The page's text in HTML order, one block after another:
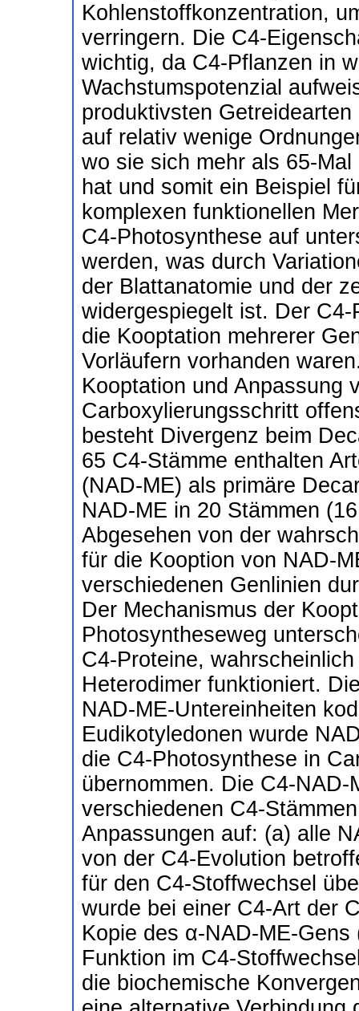
Kohlenstoffkonzentration,
verringern. Die C4-
wichtig, da C4-Pflanzen in
Wachstumspotenzial
produktivsten
auf relativ wenige
wo sie sich mehr als 65-
hat und somit ein Beispiel
komplexen funktionellen
C4-Photosynthese auf
werden, was durch
der Blattanatomie und der
widergespiegelt ist. Der
die Kooptation mehrerer
Vorläufern vorhanden
Kooptation und Anpassung
Carboxylierungsschritt
besteht Divergenz beim
65 C4-Stämme enthalten
(NAD-ME) als primäre
NAD-ME in 20 Stämmen
Abgesehen von der
für die Kooption von NAD-
verschiedenen Genlinien
Der Mechanismus der
Photosyntheseweg
C4-Proteine,
Heterodimer funktioniert.
NAD-ME-Untereinheiten
Eudikotyledonen wurde
die C4-Photosynthese in
übernommen. Die C4-
verschiedenen C4-
Anpassungen auf: (a) alle
von der C4-Evolution
für den C4-Stoffwechsel
wurde bei einer C4-Art der
Kopie des α-NAD-ME-
Funktion im C4-
die biochemische